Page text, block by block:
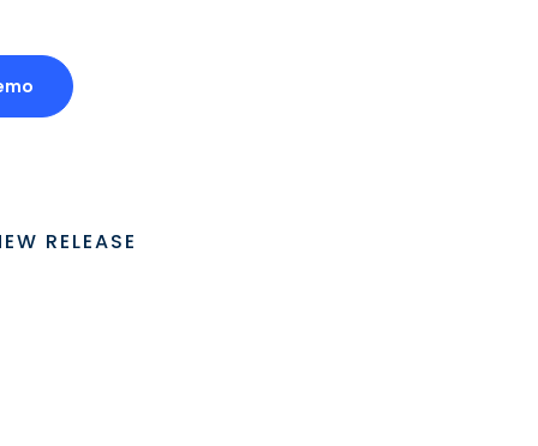
RELEASE